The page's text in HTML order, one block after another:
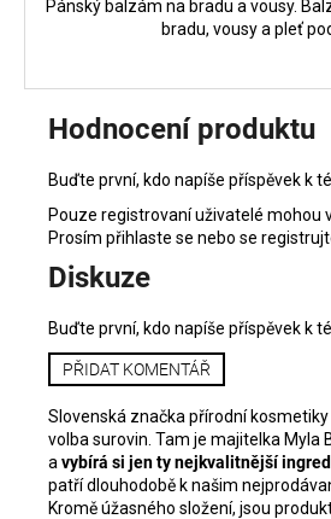
Pánský balzám na bradu a vousy.
bradu, vousy a pleť
Hodnocení produktu
Buďte první, kdo napíše příspěvek k
Pouze registrovaní uživatelé mohou
Prosím přihlaste se nebo se
Diskuze
Buďte první, kdo napíše příspěvek k
PŘIDAT KOMENTÁŘ
Slovenská značka přírodní
volba surovin. Tam je majitelka Myla
a vybírá si jen ty nejkvalitnější
patří dlouhodobě k našim
Kromě úžasného složení, jsou